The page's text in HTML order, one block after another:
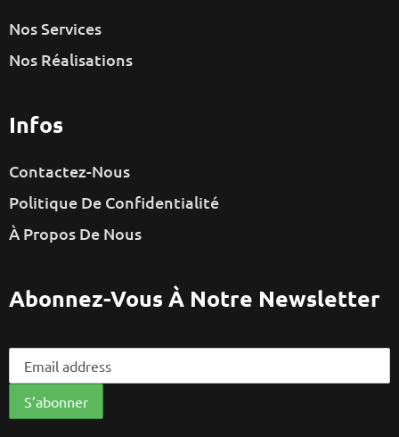
Nos Services
Nos Réalisations
Infos
Contactez-Nous
Politique De Confidentialité
À Propos De Nous
Abonnez-Vous À Notre Newsletter